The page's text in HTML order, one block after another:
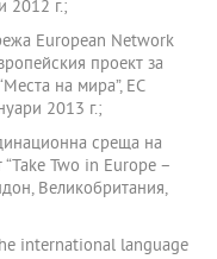
2012 г.;
European Network
проект за
на мира”, ЕС
2013 г.;
среща на
Two in Europe –
Великобритания,
international language